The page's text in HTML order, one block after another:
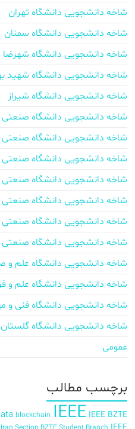
شاخه دانشجویی دانشگاه تهران
شاخه دانشجویی دانشگاه سمنان
شاخه دانشجویی دانشگاه شهرضا
شاخه دانشجویی دانشگاه شهید
شاخه دانشجویی دانشگاه شیراز
شاخه دانشجویی دانشگاه صنعتی
شاخه دانشجویی دانشگاه صنعتی
شاخه دانشجویی دانشگاه
شاخه دانشجویی دانشگاه
شاخه دانشجویی دانشگاه
شاخه دانشجویی دانشگاه صنعتی
شاخه دانشجویی دانشگاه
شاخه دانشجویی دانشگاه علم و
شاخه دانشجویی دانشگاه علم و
شاخه دانشجویی دانشگاه فنی و
شاخه دانشجویی دانشگاه گلستان
عمومی
برچسب‌ مطالب
blockchain IEEE IEEE BZTE